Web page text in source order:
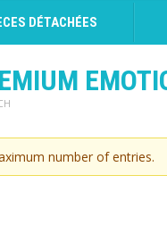
DÉTACHÉES
number of entries.